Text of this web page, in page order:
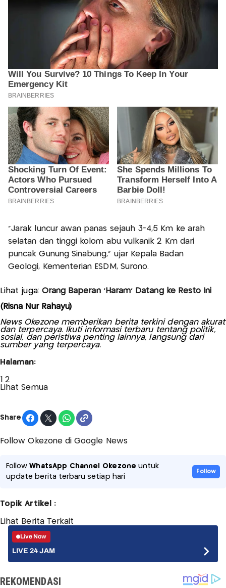
“Jarak luncur awan panas sejauh 3-4,5 Km ke arah
selatan dan tinggi kolom abu vulkanik 2 Km dari
puncak Gunung Sinabung,” ujar Kepala Badan
Geologi, Kementerian ESDM, Surono.
Lihat juga: Orang Baperan 'Haram' Datang ke Resto Ini
(Risna Nur Rahayu)
News Okezone memberikan berita terkini dengan akurat
dan terpercaya. Ikuti informasi terbaru tentang politik,
sosial, dan peristiwa penting lainnya, langsung dari
sumber yang terpercaya.
Halaman:
12
Lihat Semua
Share
Follow Okezone di Google News
FollowWhatsApp Channel Okezone untuk
update berita terbaru setiap hari
Follow
Topik Artikel :
Lihat Berita Terkait
Live Now
LIVE 24 JAM